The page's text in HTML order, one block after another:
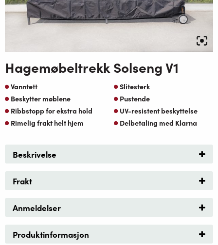
Hagemøbeltrekk Solseng V1
Vanntett
Slitesterk
Beskytter møblene
Pustende
Ribbstopp for ekstra hold
UV-resistent beskyttelse
Rimelig frakt helt hjem
Delbetaling med Klarna
Beskrivelse
Frakt
Anmeldelser
Produktinformasjon